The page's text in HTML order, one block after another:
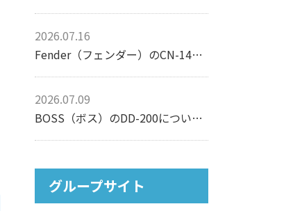
2026.07.16
Fender（フェンダー）のCN-140SCEについて【アコースティックギター】
2026.07.09
BOSS（ボス）のDD-200について【エフェクター】
グループサイト